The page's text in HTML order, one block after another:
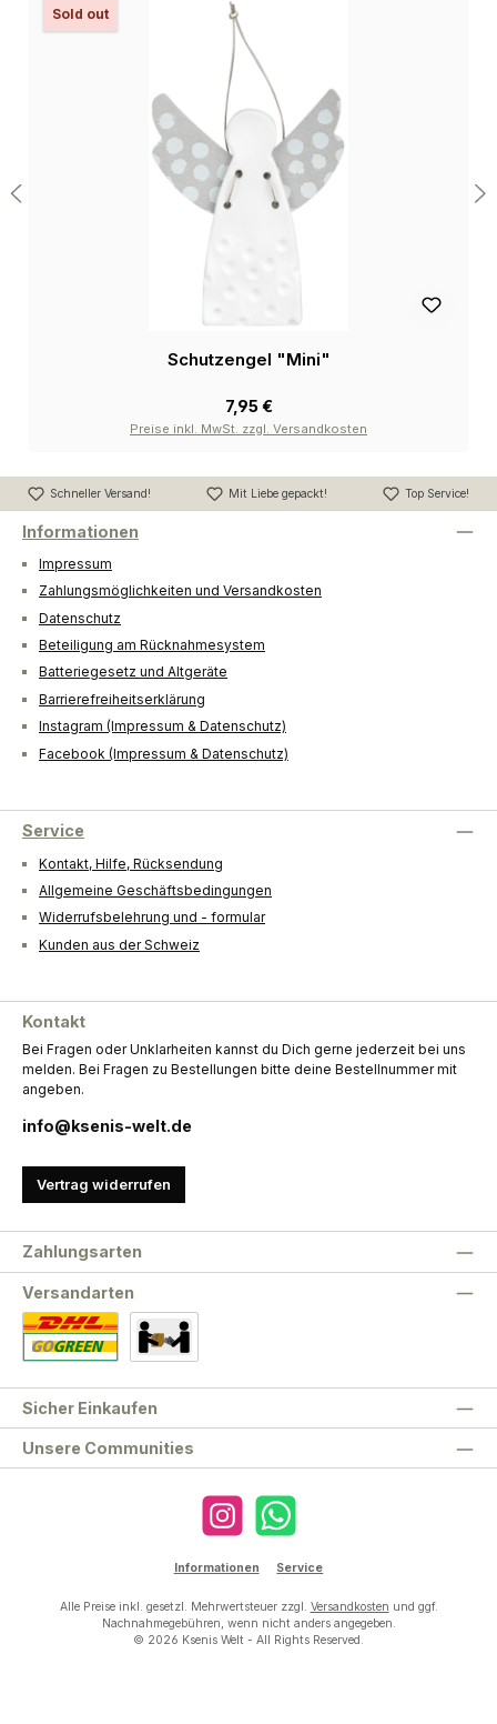
Sold out
Schutzengel "Mini"
7,95 €
Preise inkl. MwSt. zzgl. Versandkosten
Schneller Versand! Mit Liebe gepackt! Top Service!
Informationen
Impressum
Zahlungsmöglichkeiten und Versandkosten
Datenschutz
Beteiligung am Rücknahmesystem
Batteriegesetz und Altgeräte
Barrierefreiheitserklärung
Instagram (Impressum & Datenschutz)
Facebook (Impressum & Datenschutz)
Service
Kontakt, Hilfe, Rücksendung
Allgemeine Geschäftsbedingungen
Widerrufsbelehrung und - formular
Kunden aus der Schweiz
Kontakt
Bei Fragen oder Unklarheiten kannst du Dich gerne jederzeit bei uns
melden. Bei Fragen zu Bestellungen bitte deine Bestellnummer mit
angeben.
info@ksenis-welt.de
Vertrag widerrufen
Unsere Communities
Zahlungsarten
Versandarten
Sicher Einkaufen
Instagram WhatsApp
Informationen Service
Alle Preise inkl. gesetzl. Mehrwertsteuer zzgl. Versandkosten und ggf.
Nachnahmegebühren, wenn nicht anders angegeben.
© 2026 Ksenis Welt - All Rights Reserved.